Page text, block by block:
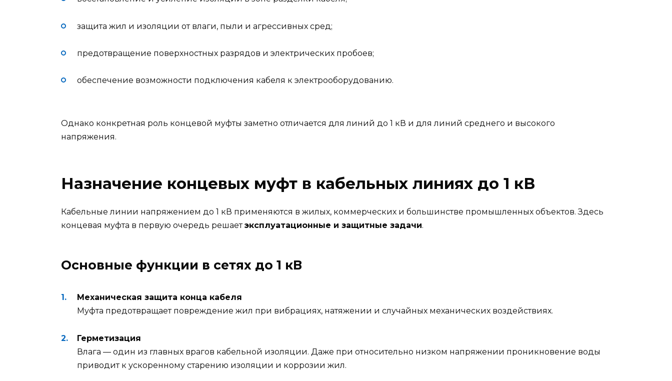
защита жил и изоляции от влаги, пыли и агрессивных сред;
предотвращение поверхностных разрядов и электрических пробоев;
обеспечение возможности подключения кабеля к электрооборудованию.
Однако конкретная роль концевой муфты заметно отличается для линий до 1 кВ и для линий среднего и высокого
напряжения.
Назначение концевых муфт в кабельных линиях до 1 кВ
Кабельные линии напряжением до 1 кВ применяются в жилых, коммерческих и большинстве промышленных объектов. Здесь
концевая муфта в первую очередь решаетэксплуатационные и защитные задачи.
Основные функции в сетях до 1 кВ
Механическая защита конца кабеля
Муфта предотвращает повреждение жил при вибрациях, натяжении и случайных механических воздействиях.
Герметизация
Влага — один из главных врагов кабельной изоляции. Даже при относительно низком напряжении проникновение воды
приводит к ускоренному старению изоляции и коррозии жил.